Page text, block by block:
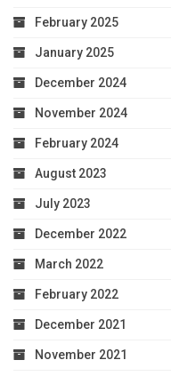
February 2025
January 2025
December 2024
November 2024
February 2024
August 2023
July 2023
December 2022
March 2022
February 2022
December 2021
November 2021